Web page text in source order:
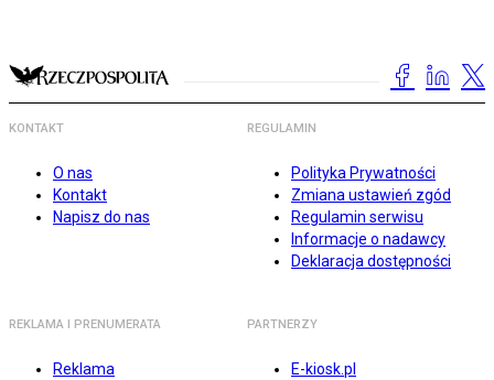
KONTAKT
O nas
Kontakt
Napisz do nas
REGULAMIN
Polityka Prywatności
Zmiana ustawień zgód
Regulamin serwisu
Informacje o nadawcy
Deklaracja dostępności
REKLAMA I PRENUMERATA
Reklama
PARTNERZY
E-kiosk.pl